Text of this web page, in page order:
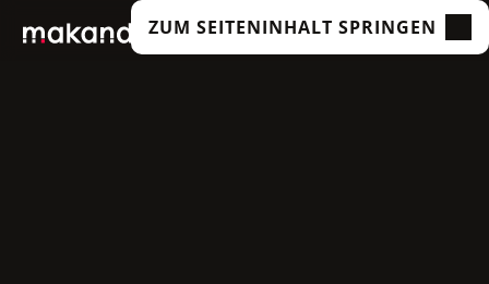
ZUM SEITENINHALT SPRINGEN